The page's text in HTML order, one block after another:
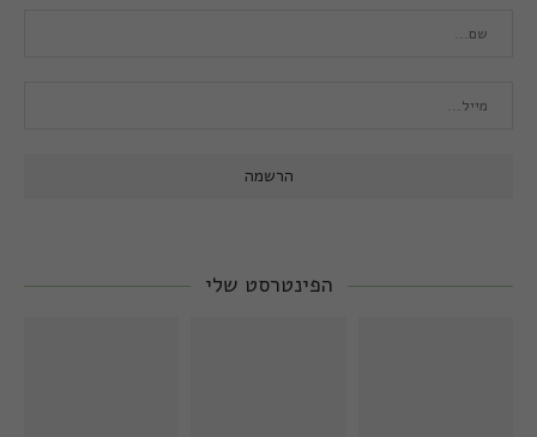
הפינטרסט שלי